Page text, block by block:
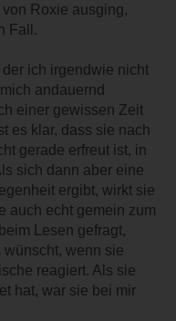
Roxie ausging,
Fall.
ich irgendwie nicht
andauernd
einer gewissen Zeit
es klar, dass sie nach
gerade erfreut ist, in
sich dann aber eine
ergibt, wirkt sie
auch echt gemein zum
Lesen gefragt,
wenn sie
reagiert. Als sie
hat, war sie bei mir